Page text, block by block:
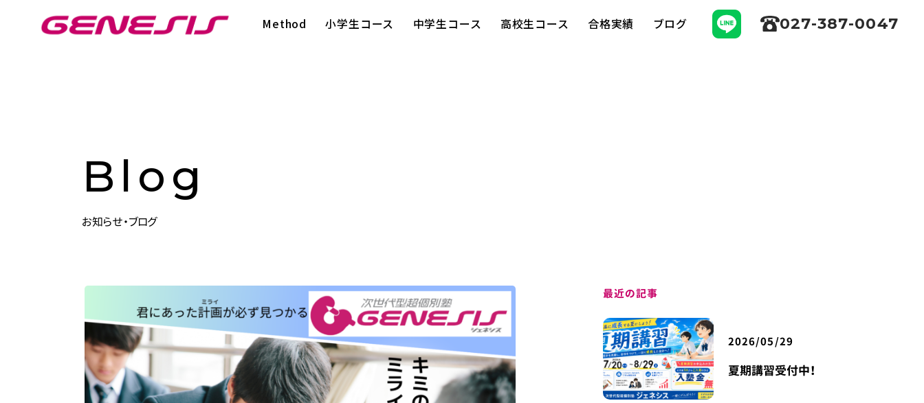
次世代型超個別塾Genesis Method 小学生コース 中学生コース 高校生コース 合格実績 ブログ 027-387-0047
Blog
お知らせ・ブログ
最近の記事
2026/05/29
夏期講習受付中！